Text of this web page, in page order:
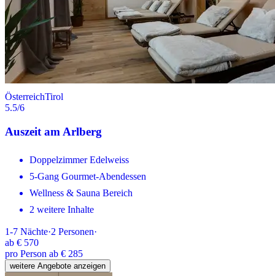
ÖsterreichTirol
5.5/6
Auszeit am Arlberg
Doppelzimmer Edelweiss
5-Gang Gourmet-Abendessen
Wellness & Sauna Bereich
2 weitere Inhalte
1-7 Nächte·2 Personen·
ab € 570
pro Person ab € 285
weitere Angebote anzeigen